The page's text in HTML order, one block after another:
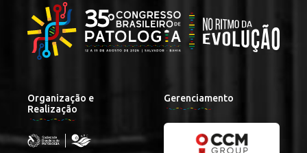
Organização e
Realização
Gerenciamento